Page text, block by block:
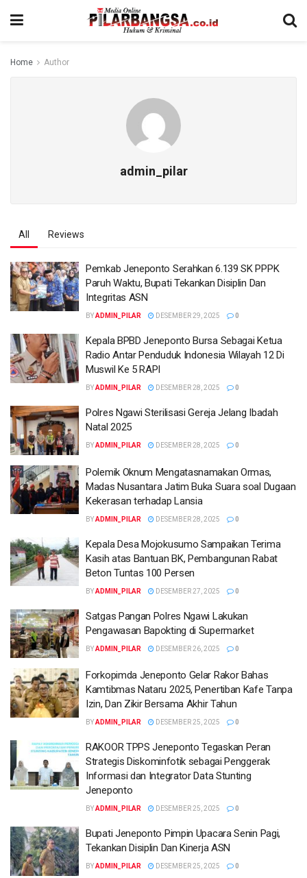
Home Author
admin_pilar
All Reviews
Pemkab Jeneponto Serahkan 6.139 SK PPPK
Paruh Waktu, Bupati Tekankan Disiplin Dan
Integritas ASN
BYADMIN_PILAR DESEMBER 29, 2025 0
Kepala BPBD Jeneponto Bursa Sebagai Ketua
Radio Antar Penduduk Indonesia Wilayah 12 Di
Muswil Ke 5 RAPI
BYADMIN_PILAR DESEMBER 28, 2025 0
Polres Ngawi Sterilisasi Gereja Jelang Ibadah
Natal 2025
BYADMIN_PILAR DESEMBER 28, 2025 0
Polemik Oknum Mengatasnamakan Ormas,
Madas Nusantara Jatim Buka Suara soal Dugaan
Kekerasan terhadap Lansia
BYADMIN_PILAR DESEMBER 28, 2025 0
Kepala Desa Mojokusumo Sampaikan Terima
Kasih atas Bantuan BK, Pembangunan Rabat
Beton Tuntas 100 Persen
BYADMIN_PILAR DESEMBER 27, 2025 0
Satgas Pangan Polres Ngawi Lakukan
Pengawasan Bapokting di Supermarket
BYADMIN_PILAR DESEMBER 26, 2025 0
Forkopimda Jeneponto Gelar Rakor Bahas
Kamtibmas Nataru 2025, Penertiban Kafe Tanpa
Izin, Dan Zikir Bersama Akhir Tahun
BYADMIN_PILAR DESEMBER 25, 2025 0
RAKOOR TPPS Jeneponto Tegaskan Peran
Strategis Diskominfotik sebagai Penggerak
Informasi dan Integrator Data Stunting
Jeneponto
BYADMIN_PILAR DESEMBER 25, 2025 0
Bupati Jeneponto Pimpin Upacara Senin Pagi,
Tekankan Disiplin Dan Kinerja ASN
BYADMIN_PILAR DESEMBER 25, 2025 0